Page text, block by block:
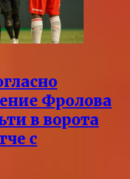
Фролова
в ворота
с